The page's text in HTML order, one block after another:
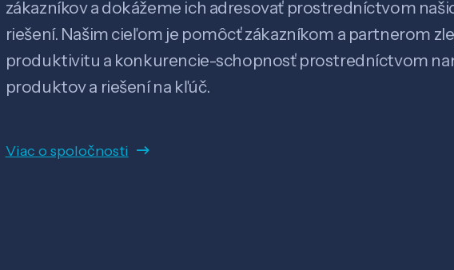
zákazníkov a dokážeme ich adresovať prostredníctvom
riešení. Našim cieľom je pomôcť zákazníkom a partnerom
produktivitu a konkurencie-schopnosť prostredníctvom
produktov a riešení na kľúč.
Viac o spoločnosti